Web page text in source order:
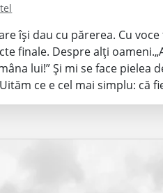
își dau cu părerea. Cu
finale. Despre alți
lui!” Și mi se face pielea
ce e cel mai simplu: că